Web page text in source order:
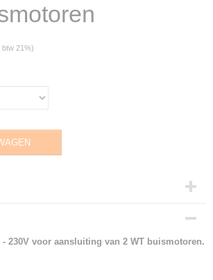
btw 21%)
230V voor aansluiting van 2 WT buismotoren.